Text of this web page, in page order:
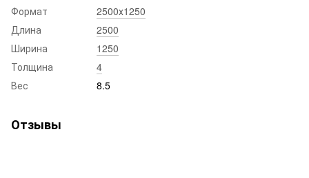
Формат
2500x1250
Длина
2500
Ширина
1250
Толщина
4
Вес
8.5
Отзывы